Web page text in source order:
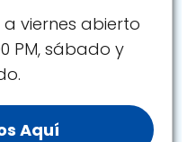
a viernes abierto
PM, sábado y
Aquí